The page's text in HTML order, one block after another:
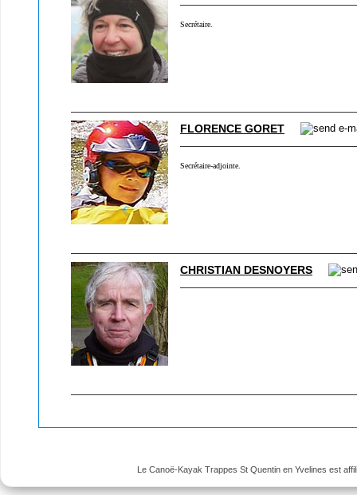
Secrétaire.
FLORENCE GORET
Secrétaire-adjointe.
CHRISTIAN DESNOYERS
Le Canoë-Kayak Trappes St Quentin en Yvelines est